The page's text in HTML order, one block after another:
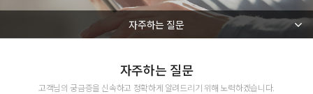
공사·입주 단지
자주하는 질문
자주하는 질문
고객님의 궁금증을 신속하고 정확하게 알려드리기 위해 노력하겠습니다.